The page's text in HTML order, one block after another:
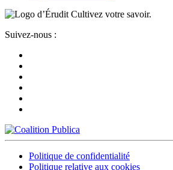
Cultivez votre savoir.
Suivez-nous :
Politique de confidentialité
Politique relative aux cookies